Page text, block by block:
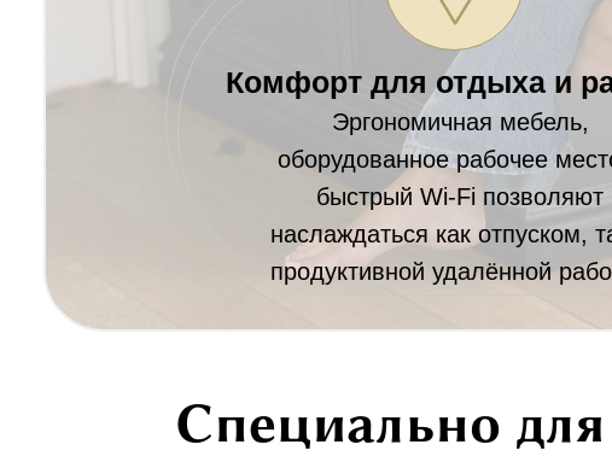
Комфорт для отдыха и
Эргономичная мебель,
оборудованное рабочее
быстрый Wi-Fi позволяют
наслаждаться как отпуском,
продуктивной удалённой
Специально